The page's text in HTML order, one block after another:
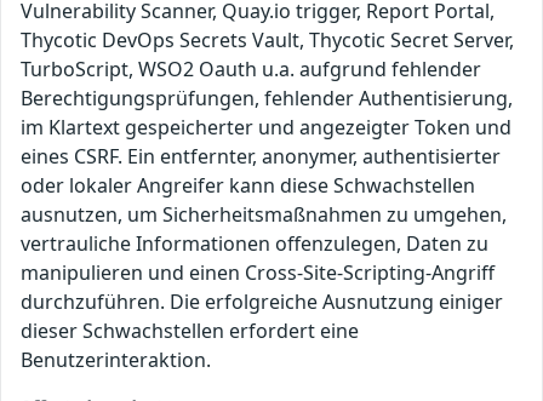
Vulnerability Scanner, Quay.io trigger, Report Portal,
Thycotic DevOps Secrets Vault, Thycotic Secret Server,
TurboScript, WSO2 Oauth u.a. aufgrund fehlender
Berechtigungsprüfungen, fehlender Authentisierung,
im Klartext gespeicherter und angezeigter Token und
eines CSRF. Ein entfernter, anonymer, authentisierter
oder lokaler Angreifer kann diese Schwachstellen
ausnutzen, um Sicherheitsmaßnahmen zu umgehen,
vertrauliche Informationen offenzulegen, Daten zu
manipulieren und einen Cross-Site-Scripting-Angriff
durchzuführen. Die erfolgreiche Ausnutzung einiger
dieser Schwachstellen erfordert eine
Benutzerinteraktion.